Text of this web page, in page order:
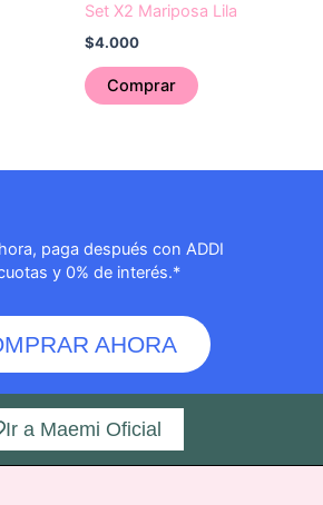
Set X2 Mariposa Lila
$4.000
Comprar
paga después con ADDI
y 0% de interés.*
AHORA
Ir a Maemi Oficial